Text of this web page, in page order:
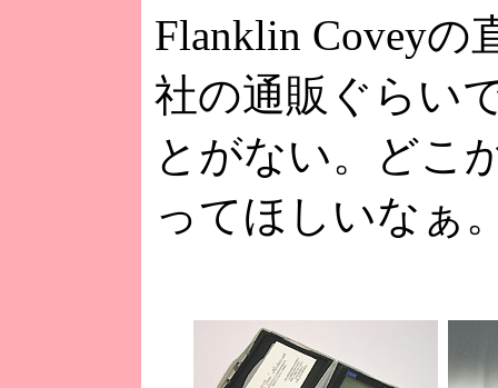
Flanklin Coveyの
社の通販ぐらい
とがない。どこ
ってほしいなぁ